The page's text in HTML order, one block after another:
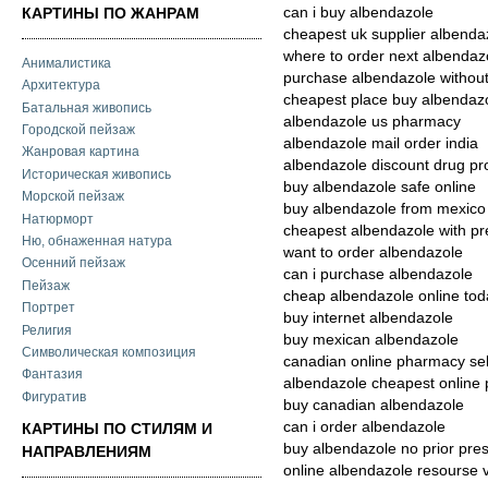
КАРТИНЫ ПО ЖАНРАМ
Анималистика
Архитектура
Батальная живопись
Городской пейзаж
Жанровая картина
Историческая живопись
Морской пейзаж
Натюрморт
Ню, обнаженная натура
Осенний пейзаж
Пейзаж
Портрет
Религия
Символическая композиция
Фантазия
Фигуратив
КАРТИНЫ ПО СТИЛЯМ И
НАПРАВЛЕНИЯМ
can i buy albendazole
cheapest uk supplier
where to order next
purchase albendazole
cheapest place buy
albendazole us pharmacy
albendazole mail order india
albendazole discount drug
buy albendazole safe online
buy albendazole from mexico
cheapest albendazole with
want to order albendazole
can i purchase albendazole
cheap albendazole online
buy internet albendazole
buy mexican albendazole
canadian online pharmacy
albendazole cheapest online
buy canadian albendazole
can i order albendazole
buy albendazole no prior
online albendazole resourse